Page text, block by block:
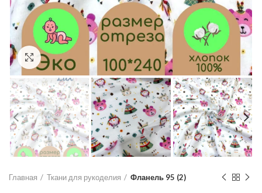
Увеличить
Главная Ткани для рукоделия Фланель 95 (2)